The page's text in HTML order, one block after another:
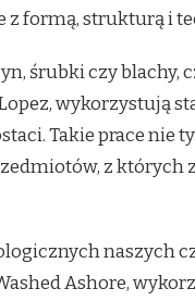
z formą, strukturą i
śrubki czy blachy,
wykorzystują
Takie prace nie
z których
naszych
Ashore,